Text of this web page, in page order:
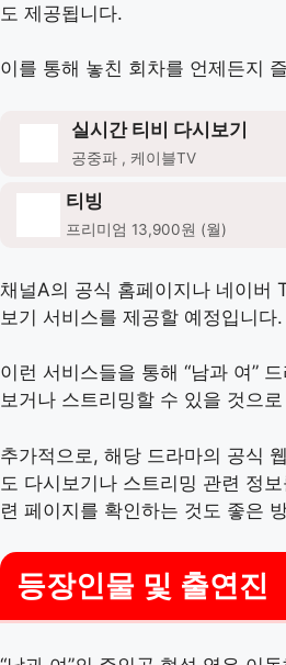
도 제공됩니다.
이를 통해 놓친 회차를 언제든지
실시간 티비 다시보기
공중파 , 케이블TV
티빙
프리미엄 13,900원 (월)
채널A의 공식 홈페이지나 네이버
보기 서비스를 제공할 예정입니다.
이런 서비스들을 통해 “남과 여”
보거나 스트리밍할 수 있을 것으
추가적으로, 해당 드라마의 공식
도 다시보기나 스트리밍 관련 정
련 페이지를 확인하는 것도 좋은
등장인물 및 출연진